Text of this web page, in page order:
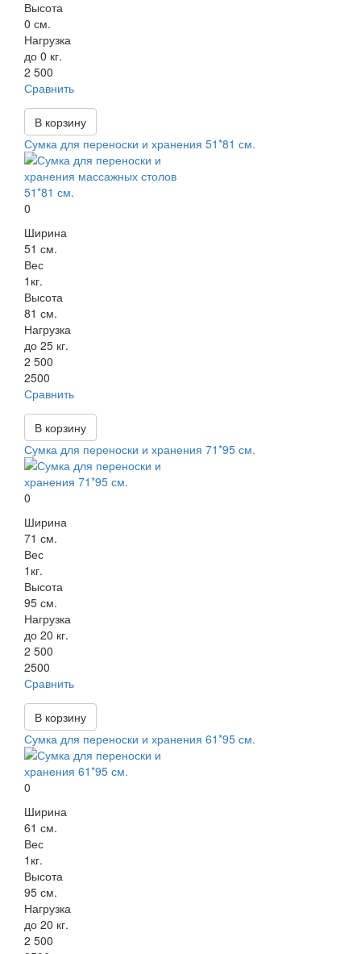
Высота
0 см.
Нагрузка
до 0 кг.
2 500
Сравнить
В корзину
Сумка для переноски и хранения 51*81 см.
0
Ширина
51 см.
Вес
1кг.
Высота
81 см.
Нагрузка
до 25 кг.
2 500
2500
Сравнить
В корзину
Сумка для переноски и хранения 71*95 см.
0
Ширина
71 см.
Вес
1кг.
Высота
95 см.
Нагрузка
до 20 кг.
2 500
2500
Сравнить
В корзину
Сумка для переноски и хранения 61*95 см.
0
Ширина
61 см.
Вес
1кг.
Высота
95 см.
Нагрузка
до 20 кг.
2 500